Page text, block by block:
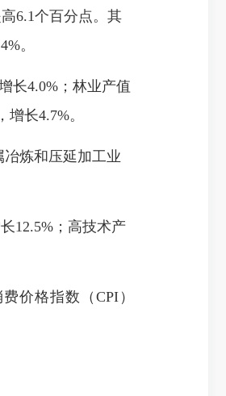
6.1个百分点。其
。
长4.0%；林业产值
长4.7%。
炼和压延加工业
12.5%；高技术产
价格指数（CPI）